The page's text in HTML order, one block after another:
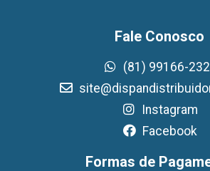
Fale Conosco
(81) 99166-
Instagram
Facebook
Formas de